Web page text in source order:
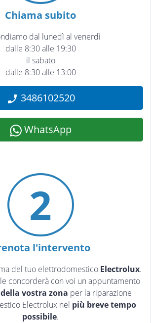
Chiama subito
dal lunedì al venerdì
dalle 8:30 alle 19:30
il sabato
dalle 8:30 alle 13:00
3486102520
WhatsApp
2
l'intervento
del tuo elettrodomestico Electrolux.
concorderà con voi un appuntamento
vostra zona per la riparazione
Electrolux nel più breve tempo
possibile.